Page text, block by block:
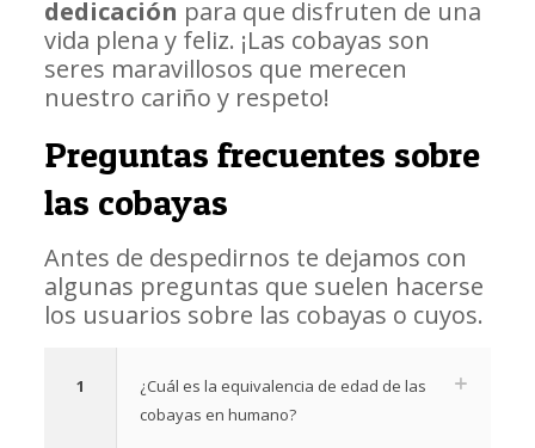
dedicación para que disfruten de una
vida plena y feliz. ¡Las cobayas son
seres maravillosos que merecen
nuestro cariño y respeto!
Preguntas frecuentes sobre
las cobayas
Antes de despedirnos te dejamos con
algunas preguntas que suelen hacerse
los usuarios sobre las cobayas o cuyos.
1
¿Cuál es la equivalencia de edad de las
cobayas en humano?